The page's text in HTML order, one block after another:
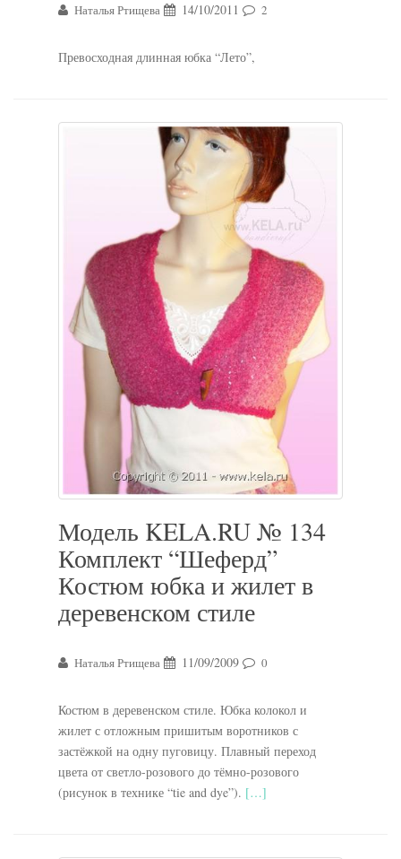
Наталья Ртищева 14/10/2011 2
Превосходная длинная юбка “Лето”,
Модель KELA.RU № 134
Комплект “Шеферд”
Костюм юбка и жилет в
деревенском стиле
Наталья Ртищева 11/09/2009 0
Костюм в деревенском стиле. Юбка колокол и
жилет с отложным пришитым воротников с
застёжкой на одну пуговицу. Плавный переход
цвета от светло-розового до тёмно-розового
(рисунок в технике “tie and dye”). […]